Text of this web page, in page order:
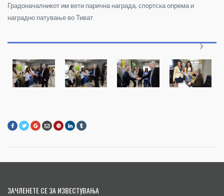
Градоначалникот им вети парична награда, спортска опрема и
наградно патување во Тиват.
ЗАЧЛЕНЕТЕ СЕ ЗА ИЗВЕСТУВАЊА